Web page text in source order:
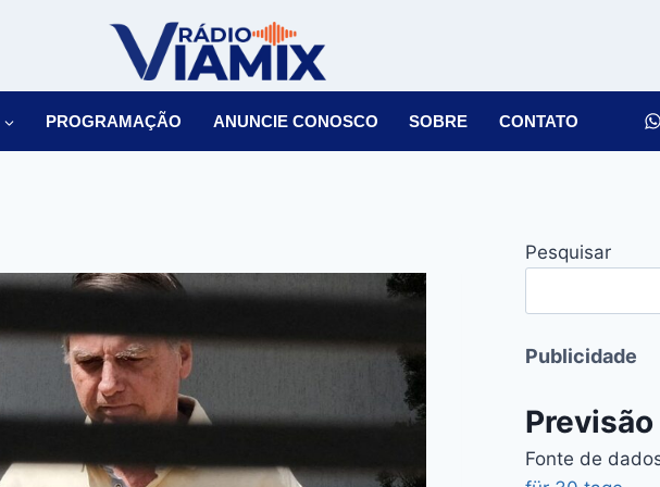
PROGRAMAÇÃO ANUNCIE CONOSCO SOBRE CONTATO
Pesquisar
Publicidade
Fonte de